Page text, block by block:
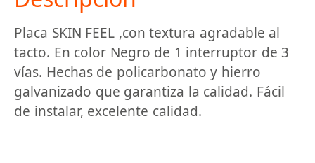
Placa SKIN FEEL ,con textura agradable al
tacto. En color Negro de 1 interruptor de 3
vías. Hechas de policarbonato y hierro
galvanizado que garantiza la calidad. Fácil
de instalar, excelente calidad.